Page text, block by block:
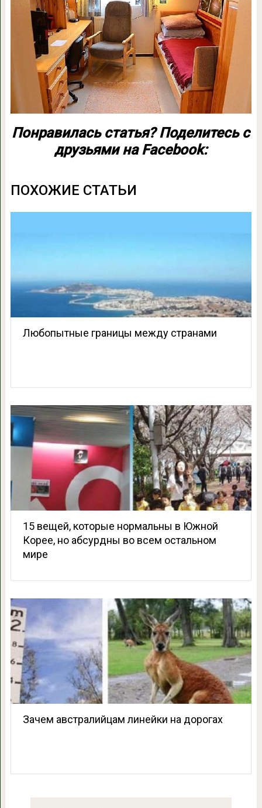
Понравилась статья? Поделитесь с
друзьями на Facebook:
ПОХОЖИЕ СТАТЬИ
Любопытные границы между странами
15 вещей, которые нормальны в Южной
Корее, но абсурдны во всем остальном
мире
Зачем австралийцам линейки на дорогах